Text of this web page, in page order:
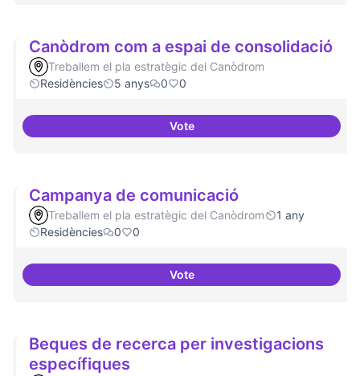
Canòdrom com a espai de consolidació
Treballem el pla estratègic del Canòdrom
Residències
5 anys 0 0
VoteCanòdrom com a espai de
Campanya de comunicació
Treballem el pla estratègic del Canòdrom
1 any
Residències
0 0
VoteCampanya de comunicació
Beques de recerca per investigacions
específiques